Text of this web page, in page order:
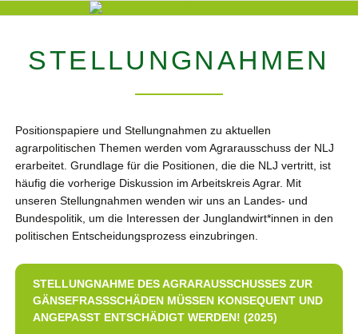
STELLUNGNAHMEN
Positionspapiere und Stellungnahmen zu aktuellen
agrarpolitischen Themen werden vom Agrarausschuss der NLJ
erarbeitet. Grundlage für die Positionen, die die NLJ vertritt, ist
häufig die vorherige Diskussion im Arbeitskreis Agrar. Mit
unseren Stellungnahmen wenden wir uns an Landes- und
Bundespolitik, um die Interessen der Junglandwirt*innen in den
politischen Entscheidungsprozess einzubringen.
STELLUNGNAHME DES AGRARAUSSCHUSSES ZUR
GÄNSEFRASSSCHÄDEN MÜSSEN KONSEQUENT UND A
NGEPASST ENTSCHÄDIGT WERDEN! (2025)